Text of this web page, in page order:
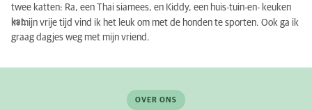
twee katten: Ra, een Thai siamees, en Kiddy, een huis-tuin-en- keuken
kat.
In mijn vrije tijd vind ik het leuk om met de honden te sporten. Ook ga ik
graag dagjes weg met mijn vriend.
OVER ONS